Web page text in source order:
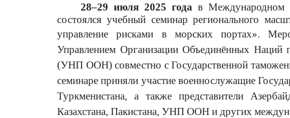
28–29 июля 2025 года в Международном
состоялся учебный семинар регионального
управление рисками в морских портах».
Управлением Организации Объединённых Наций
(УНП ООН) совместно с Государственной
семинаре приняли участие военнослужащие
Туркменистана, а также представители
Казахстана, Пакистана, УНП ООН и других